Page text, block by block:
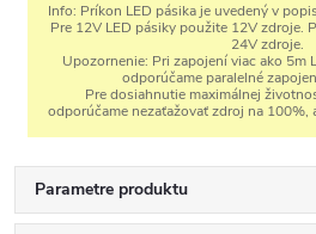
Info: Príkon LED pásika je uvedený v
Pre 12V LED pásiky použite 12V zdroje.
24V zdroje.
Upozornenie: Pri zapojení viac ako 5m
odporúčame paralelné
Pre dosiahnutie maximálnej
odporúčame nezaťažovať zdroj na 100%,
Parametre produktu